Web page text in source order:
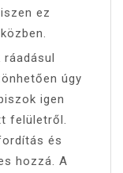
ez
ráadásul
úgy
igen
felületről.
és
hozzá. A